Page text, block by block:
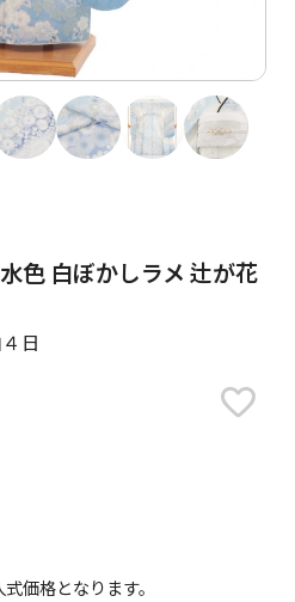
5 6
12 13 14
15
19 20 21
22
6
7
13
14
利用日
白ぼかしラメ 辻が花
日
価格となります。